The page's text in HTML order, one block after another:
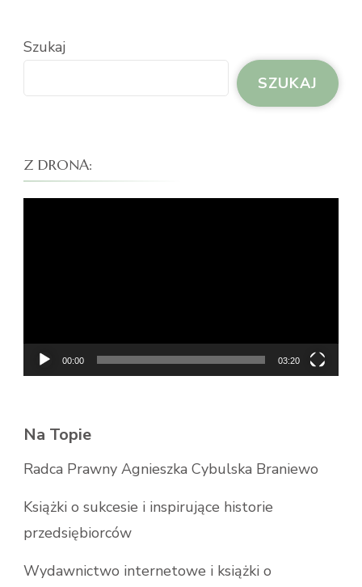
Szukaj
SZUKAJ
Z DRONA:
00:00 03:20
Na Topie
Radca Prawny Agnieszka Cybulska Braniewo
Książki o sukcesie i inspirujące historie
przedsiębiorców
Wydawnictwo internetowe i książki o